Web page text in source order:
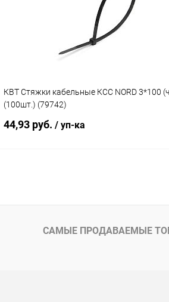
В наличии
КВТ Стяжки кабельные КСС NORD 3*100
(100шт.) (79742)
44,93 руб. / уп-ка
Купить в 1 клик К сравнению
В избранное В наличии
САМЫЕ ПРОДАВАЕМЫЕ